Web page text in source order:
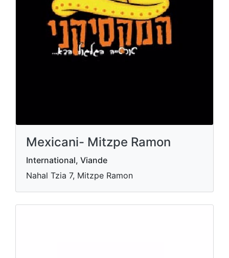
Mexicani- Mitzpe Ramon
International, Viande
Nahal Tzia 7, Mitzpe Ramon